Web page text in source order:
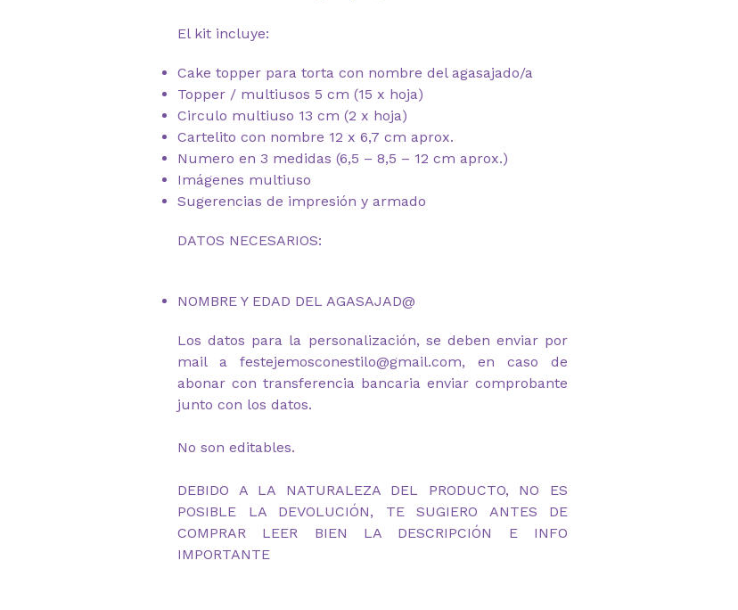
El kit incluye:
Cake topper para torta con nombre del agasajado/a
Topper / multiusos 5 cm (15 x hoja)
Circulo multiuso 13 cm (2 x hoja)
Cartelito con nombre 12 x 6,7 cm aprox.
Numero en 3 medidas (6,5 – 8,5 – 12 cm aprox.)
Imágenes multiuso
Sugerencias de impresión y armado
DATOS NECESARIOS:
NOMBRE Y EDAD DEL AGASAJAD@
Los datos para la personalización, se deben enviar por
mail a festejemosconestilo@gmail.com, en caso de
abonar con transferencia bancaria enviar comprobante
junto con los datos.
No son editables.
DEBIDO A LA NATURALEZA DEL PRODUCTO, NO ES
POSIBLE LA DEVOLUCIÓN, TE SUGIERO ANTES DE
COMPRAR LEER BIEN LA DESCRIPCIÓN E INFO
IMPORTANTE